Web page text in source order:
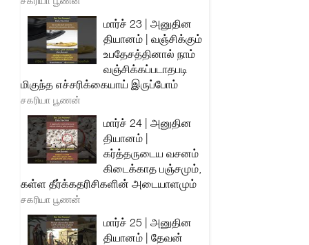
மார்ச் 23 | அனுதின
தியானம் | வஞ்சிக்கும்
உபதேசத்தினால் நாம்
வஞ்சிக்கப்படாதபடி
மிகுந்த எச்சரிக்கையாய் இருப்போம்
சகரியா பூணன்
மார்ச் 24 | அனுதின
தியானம் |
கர்த்தருடைய வசனம்
கிடைக்காத பஞ்சமும்,
கள்ள தீர்க்கதரிசிகளின் அடையாளமும்
சகரியா பூணன்
மார்ச் 25 | அனுதின
தியானம் | தேவன்